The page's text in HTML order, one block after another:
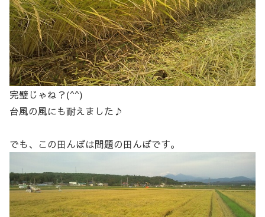
完璧じゃね？(^^)
台風の風にも耐えました♪
でも、この田んぼは問題の田んぼです。